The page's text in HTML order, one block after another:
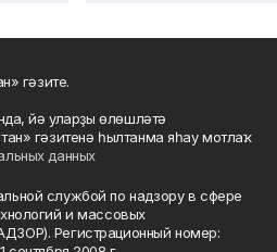
гәзите.
йә уларҙы өлөшләтә
гәзитенә һылтанма яһау мотлаҡ.
данных
службой по надзору в сфере
и массовых
Регистрационный номер: